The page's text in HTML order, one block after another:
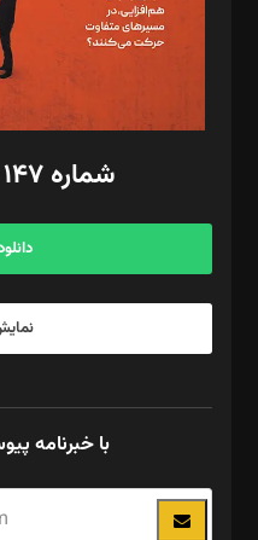
فیلمبرداری و عکاسی: امیر
گرافیک و صفحه‌آرایی:
مد‌یر توسعه تجاری: کامبیز برید‌
امور مالی: شاپور رهبری، محمد‌
آگهی و مشترکین: ۰۹۱۹۹۹۹۰۴۵۴
شماره ۱۴۷ - مرداد ۱۴۰۵
با خبرنامه